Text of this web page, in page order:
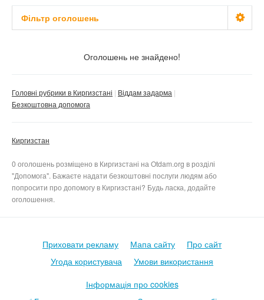
Фільтр оголошень
Оголошень не знайдено!
Головні рубрики в Киргизстані
Віддам задарма
Безкоштовна допомога
Киргизстан
0 оголошень розміщено в Киргизстані на Otdam.org в розділі
"Допомога". Бажаєте надати безкоштовні послуги людям або
попросити про допомогу в Киргизстані? Будь ласка, додайте
оголошення.
Приховати рекламу Мапа сайту
Про сайт
Угода користувача
Умови використання
Інформація про cookies